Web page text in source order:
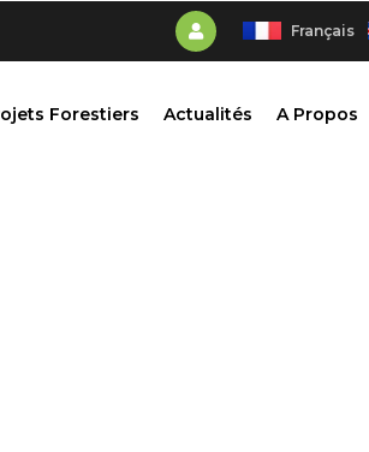
Français
Forestiers Actualités A Propos